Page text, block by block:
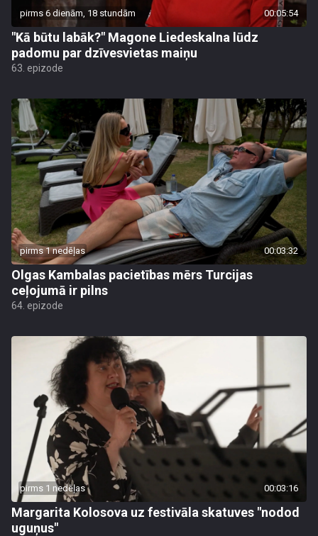
pirms 6 dienām, 18 stundām 00:05:54
"Kā būtu labāk?" Magone Liedeskalna lūdz
padomu par dzīvesvietas maiņu
63. epizode
pirms 1 nedēļas 00:03:32
Olgas Kambalas pacietības mērs Turcijas
ceļojumā ir pilns
64. epizode
pirms 1 nedēļas 00:03:16
Margarita Kolosova uz festivāla skatuves "nodod
uguņus"